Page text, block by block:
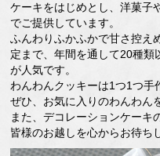
ケーキをはじめとし、洋菓子
でご提供しています。
ふんわりふかふかで甘さ控え
定まで、年間を通して20種類
が人気です。
わんわんクッキーは1つ1つ手
ぜひ、お気に入りのわんわん
また、デコレーションケーキ
皆様のお越しを心からお待ち